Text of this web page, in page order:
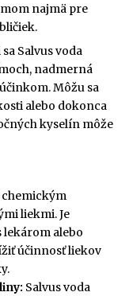
najmä pre
Salvus voda
nadmerná
Môžu sa
alebo dokonca
kyselín môže
chemickým
liekmi. Je
lekárom alebo
účinnosť liekov
Salvus voda